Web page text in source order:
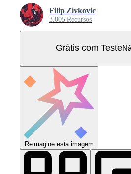
Filip Zivkovic
3.005 Recursos
Grátis com Teste
Reimagine esta imagem